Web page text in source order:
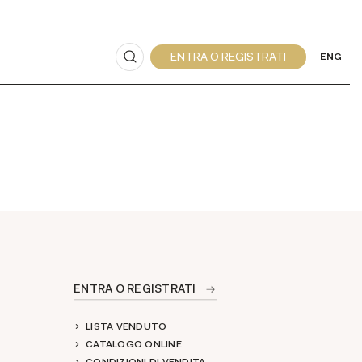
ENG
ENTRA O REGISTRATI
LISTA VENDUTO
CATALOGO ONLINE